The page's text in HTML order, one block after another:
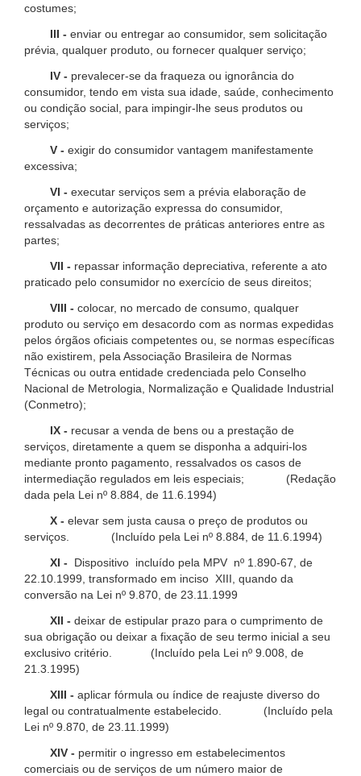
costumes;
III - enviar ou entregar ao consumidor, sem solicitação
prévia, qualquer produto, ou fornecer qualquer serviço;
IV - prevalecer-se da fraqueza ou ignorância do
consumidor, tendo em vista sua idade, saúde, conhecimento
ou condição social, para impingir-lhe seus produtos ou
serviços;
V - exigir do consumidor vantagem manifestamente
excessiva;
VI - executar serviços sem a prévia elaboração de
orçamento e autorização expressa do consumidor,
ressalvadas as decorrentes de práticas anteriores entre as
partes;
VII - repassar informação depreciativa, referente a ato
praticado pelo consumidor no exercício de seus direitos;
VIII - colocar, no mercado de consumo, qualquer
produto ou serviço em desacordo com as normas expedidas
pelos órgãos oficiais competentes ou, se normas específicas
não existirem, pela Associação Brasileira de Normas
Técnicas ou outra entidade credenciada pelo Conselho
Nacional de Metrologia, Normalização e Qualidade Industrial
(Conmetro);
IX - recusar a venda de bens ou a prestação de
serviços, diretamente a quem se disponha a adquiri-los
mediante pronto pagamento, ressalvados os casos de
intermediação regulados em leis especiais; (Redação
dada pela Lei nº 8.884, de 11.6.1994)
X - elevar sem justa causa o preço de produtos ou
serviços. (Incluído pela Lei nº 8.884, de 11.6.1994)
XI -
Dispositivo incluído pela MPV nº 1.890-67, de
22.10.1999, transformado em inciso XIII, quando da
conversão na Lei nº 9.870, de 23.11.1999
XII - deixar de estipular prazo para o cumprimento de
sua obrigação ou deixar a fixação de seu termo inicial a seu
exclusivo critério. (Incluído pela Lei nº 9.008, de
21.3.1995)
XIII - aplicar fórmula ou índice de reajuste diverso do
legal ou contratualmente estabelecido. (Incluído pela
Lei nº 9.870, de 23.11.1999)
XIV - permitir o ingresso em estabelecimentos
comerciais ou de serviços de um número maior de